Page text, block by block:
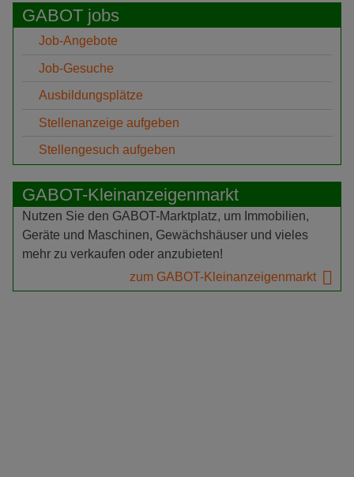
GABOT jobs
Job-Angebote
Job-Gesuche
Ausbildungsplätze
Stellenanzeige aufgeben
Stellengesuch aufgeben
GABOT-Kleinanzeigenmarkt
Nutzen Sie den GABOT-Marktplatz, um Immobilien,
Geräte und Maschinen, Gewächshäuser und vieles
mehr zu verkaufen oder anzubieten!
zum GABOT-Kleinanzeigenmarkt